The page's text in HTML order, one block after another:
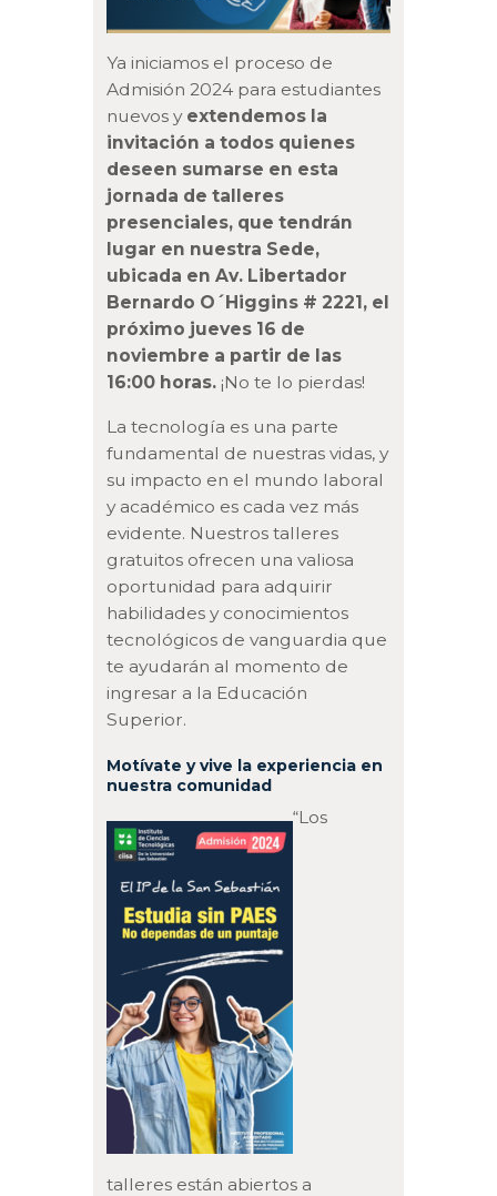
Ya iniciamos el proceso de
Admisión 2024 para estudiantes
nuevos yextendemos la
invitación a todos quienes
deseen sumarse en esta
jornada de talleres
presenciales, que tendrán
lugar en nuestra Sede,
ubicada en Av. Libertador
Bernardo O´Higgins # 2221, el
próximo jueves 16 de
noviembre a partir de las
16:00 horas. ¡No te lo pierdas!
La tecnología es una parte
fundamental de nuestras vidas, y
su impacto en el mundo laboral
y académico es cada vez más
evidente. Nuestros talleres
gratuitos ofrecen una valiosa
oportunidad para adquirir
habilidades y conocimientos
tecnológicos de vanguardia que
te ayudarán al momento de
ingresar a la Educación
Superior.
Motívate y vive la experiencia en
nuestra comunidad
“Los
talleres están abiertos a